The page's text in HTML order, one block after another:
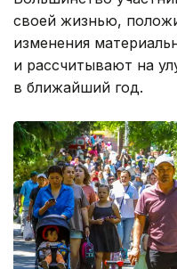
своей жизнью,
изменения
и рассчитывают на
в ближайший год.